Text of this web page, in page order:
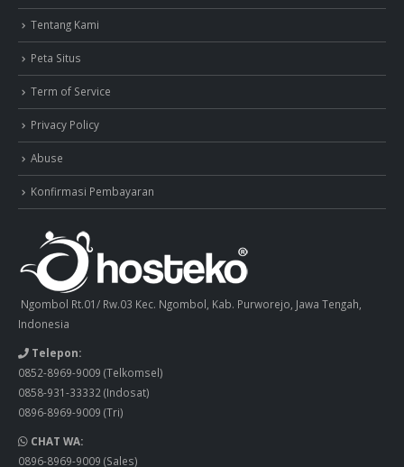
Tentang Kami
Peta Situs
Term of Service
Privacy Policy
Abuse
Konfirmasi Pembayaran
Ngombol Rt.01/ Rw.03 Kec. Ngombol, Kab. Purworejo, Jawa Tengah,
Indonesia
Telepon:
0852-8969-9009 (Telkomsel)
0858-931-33332(Indosat)
0896-8969-9009 (Tri)
CHAT WA:
0896-8969-9009 (Sales)